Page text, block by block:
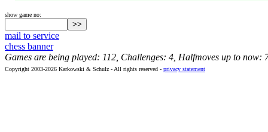
show game no:
mail to service
chess banner
Games are being played: 112, Challenges: 4, Halfmoves up to now:
Copyright 2003-2026 Karkowski & Schulz - All rights reserved - privacy statement